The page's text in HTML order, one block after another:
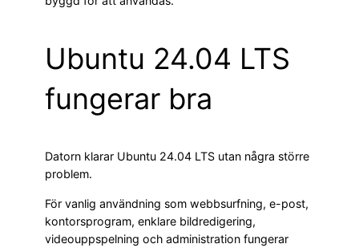
Ubuntu 24.04 LTS
fungerar bra
Datorn klarar Ubuntu 24.04 LTS utan några större
problem.
För vanlig användning som webbsurfning, e-post,
kontorsprogram, enklare bildredigering,
videouppspelning och administration fungerar